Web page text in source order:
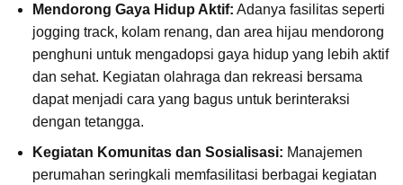
Mendorong Gaya Hidup Aktif: Adanya fasilitas seperti
jogging track, kolam renang, dan area hijau mendorong
penghuni untuk mengadopsi gaya hidup yang lebih aktif
dan sehat. Kegiatan olahraga dan rekreasi bersama
dapat menjadi cara yang bagus untuk berinteraksi
dengan tetangga.
Kegiatan Komunitas dan Sosialisasi: Manajemen
perumahan seringkali memfasilitasi berbagai kegiatan